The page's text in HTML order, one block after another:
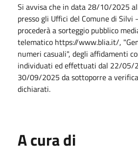
Si avvisa che in data 28/10/2025
presso gli Uffici del Comune di Silvi
procederà a sorteggio pubblico
telematico https://www.blia.it/,
numeri casuali", degli affidamenti
individuati ed effettuati dal 22/05/
30/09/2025 da sottoporre a
dichiarati.
A cura di